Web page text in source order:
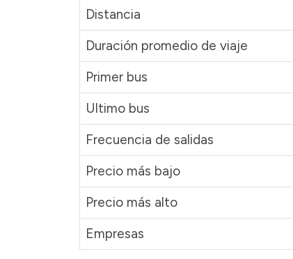
Distancia
Duración promedio de viaje
Primer bus
Ultimo bus
Frecuencia de salidas
Precio más bajo
Precio más alto
Empresas